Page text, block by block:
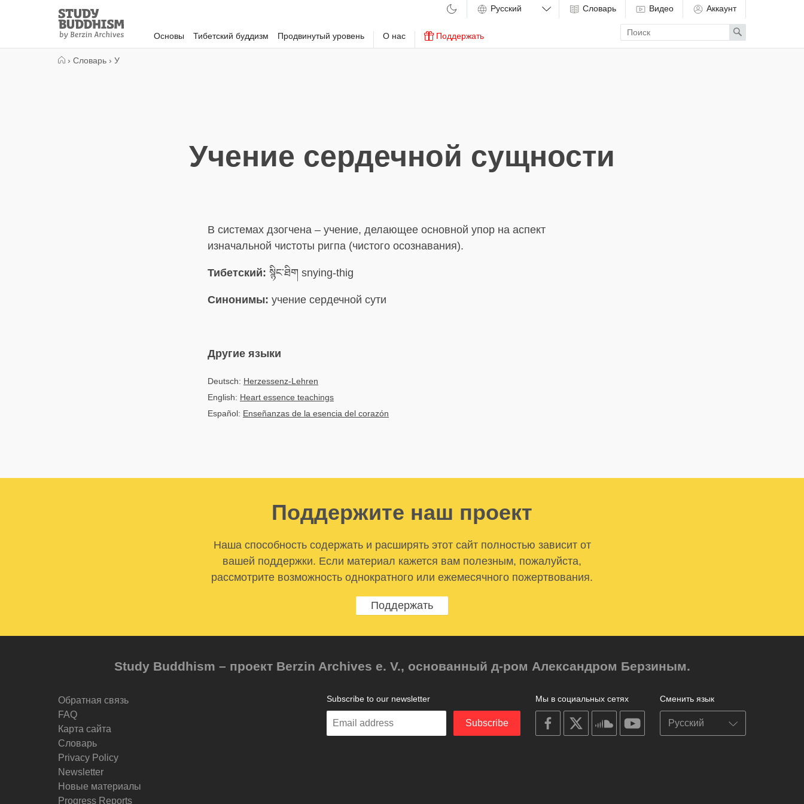
Study
Buddhism
Home
Основы Тибетский буддизм Продвинутый уровень О нас Поддержать
Словарь Видео Аккаунт
Enter
search
term
Search
› Словарь › У
Учение сердечной сущности
В системах дзогчена – учение, делающее основной упор на аспект
изначальной чистоты ригпа (чистого осознавания).
Тибетский: སྙིང་ཐིག snying-thig
Синонимы: учение сердечной сути
Другие языки
Deutsch: Herzessenz-Lehren
English: Heart essence teachings
Español: Enseñanzas de la esencia del corazón
Поддержите наш проект
Наша способность содержать и расширять этот сайт полностью зависит от
вашей поддержки. Если материал кажется вам полезным, пожалуйста,
рассмотрите возможность однократного или ежемесячного пожертвования.
Поддержать
Study Buddhism – проект Berzin Archives e. V., основанный д-ром Александром Берзиным.
Обратная связь
FAQ
Карта сайта
Словарь
Privacy Policy
Newsletter
Новые материалы
Progress Reports
Сменить язык
Мы в социальных сетях
on
facebook
on
on
soundcloudyoutube
Subscribe to our newsletter
Enter
Subscribe